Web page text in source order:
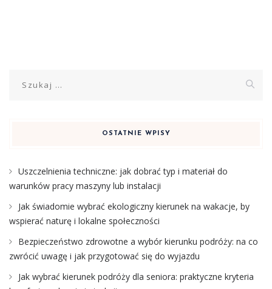
OSTATNIE WPISY
Uszczelnienia techniczne: jak dobrać typ i materiał do
warunków pracy maszyny lub instalacji
Jak świadomie wybrać ekologiczny kierunek na wakacje, by
wspierać naturę i lokalne społeczności
Bezpieczeństwo zdrowotne a wybór kierunku podróży: na co
zwrócić uwagę i jak przygotować się do wyjazdu
Jak wybrać kierunek podróży dla seniora: praktyczne kryteria